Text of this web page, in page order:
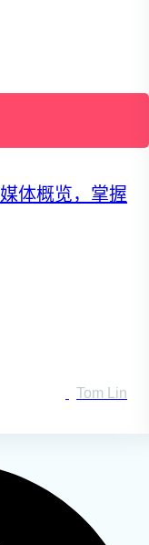
体概览，掌握
Tom Lin